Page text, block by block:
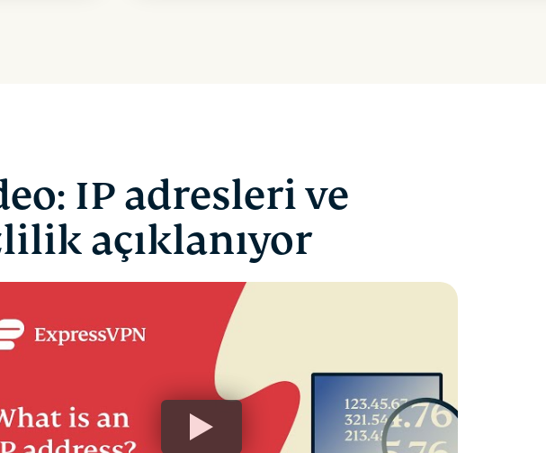
IP adresleri ve
açıklanıyor